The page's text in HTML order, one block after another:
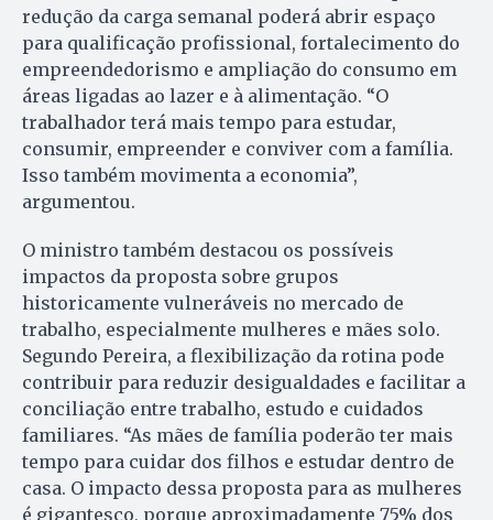
redução da carga semanal poderá abrir espaço
para qualificação profissional, fortalecimento do
empreendedorismo e ampliação do consumo em
áreas ligadas ao lazer e à alimentação. “O
trabalhador terá mais tempo para estudar,
consumir, empreender e conviver com a família.
Isso também movimenta a economia”,
argumentou.
O ministro também destacou os possíveis
impactos da proposta sobre grupos
historicamente vulneráveis no mercado de
trabalho, especialmente mulheres e mães solo.
Segundo Pereira, a flexibilização da rotina pode
contribuir para reduzir desigualdades e facilitar a
conciliação entre trabalho, estudo e cuidados
familiares. “As mães de família poderão ter mais
tempo para cuidar dos filhos e estudar dentro de
casa. O impacto dessa proposta para as mulheres
é gigantesco, porque aproximadamente 75% dos